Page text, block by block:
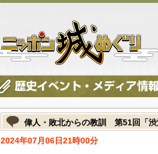
偉人・敗北からの教訓 第51回「渋
2024年07月06日21時00分